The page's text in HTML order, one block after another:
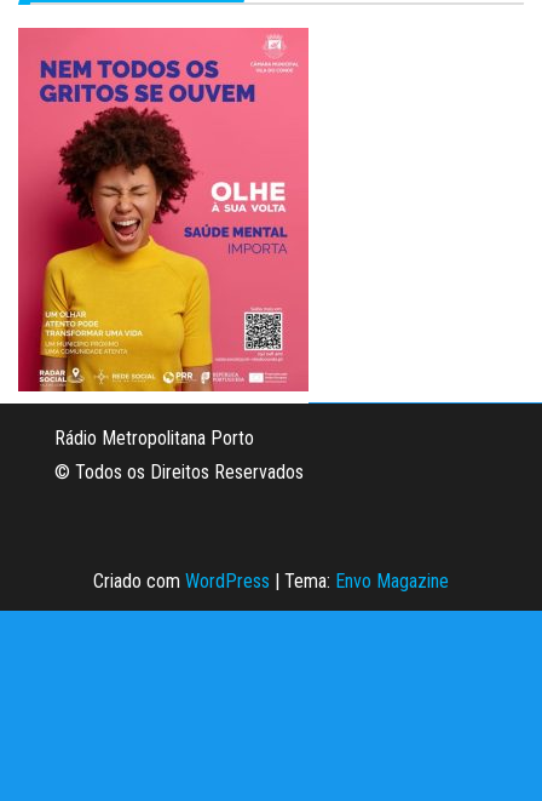
Rádio Metropolitana Porto
© Todos os Direitos Reservados
Criado com WordPress | Tema: Envo Magazine